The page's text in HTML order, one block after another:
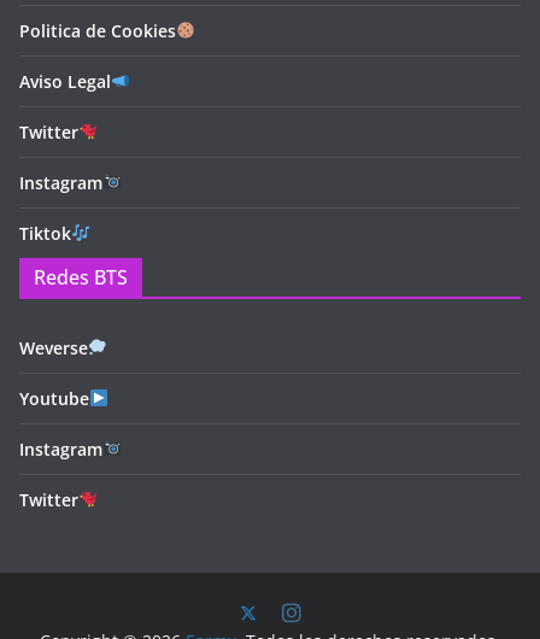
Politica de Cookies
Aviso Legal
Twitter
Instagram
Tiktok
Redes BTS
Weverse
Youtube
Instagram
Twitter